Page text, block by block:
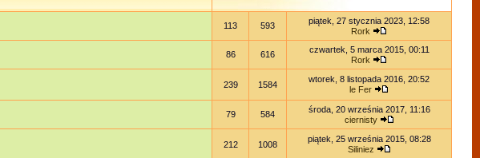
113 593
piątek, 27 stycznia 2023, 12:58
Rork
86 616
czwartek, 5 marca 2015, 00:11
Rork
239 1584
wtorek, 8 listopada 2016, 20:52
le Fer
79 584
środa, 20 września 2017, 11:16
ciernisty
212 1008
piątek, 25 września 2015, 08:28
Siliniez